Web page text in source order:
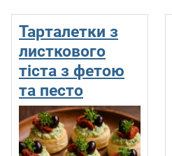
Тарталетки з
листкового
тіста з фетою
та песто